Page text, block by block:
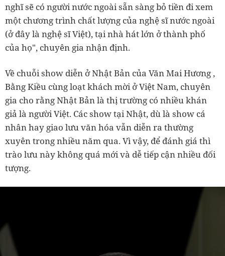
nghĩ sẽ có người nước ngoài sẵn sàng bỏ tiền đi xem
một chương trình chất lượng của nghệ sĩ nước ngoài
(ở đây là nghệ sĩ Việt), tại nhà hát lớn ở thành phố
của họ", chuyên gia nhận định.
Về chuỗi show diễn ở Nhật Bản của Văn Mai Hương ,
Bằng Kiều cùng loạt khách mời ở Việt Nam, chuyên
gia cho rằng Nhật Bản là thị trường có nhiều khán
giả là người Việt. Các show tại Nhật, dù là show cá
nhân hay giao lưu văn hóa vẫn diễn ra thường
xuyên trong nhiều năm qua. Vì vậy, để đánh giá thì
trào lưu này không quá mới và dễ tiếp cận nhiều đối
tượng.